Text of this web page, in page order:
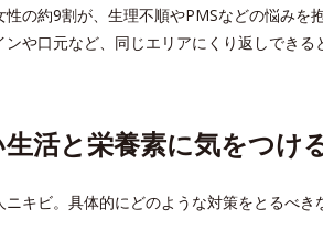
性の約9割が、生理不順やPMSなどの悩み
や口元など、同じエリアにくり返しできる
活と栄養素に気をつけ
ニキビ。具体的にどのような対策をとるべき